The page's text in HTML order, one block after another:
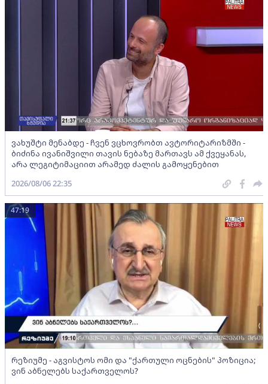
ვახუშტი მენაბდე - ჩვენ ვცხოვრობთ ავტორიტარიზმში -
ბიძინა ივანიშვილი თავის ნებაზე მართავს ამ ქვეყანას,
არა ლეგიტიმაციით არამედ ძალის გამოყენებით
2026/08/06 22:35
რეზიუმე - აგვისტოს ომი და "ქართული ოცნების" პოზიცია;
ვინ აბნელებს საქართველოს?
47:19